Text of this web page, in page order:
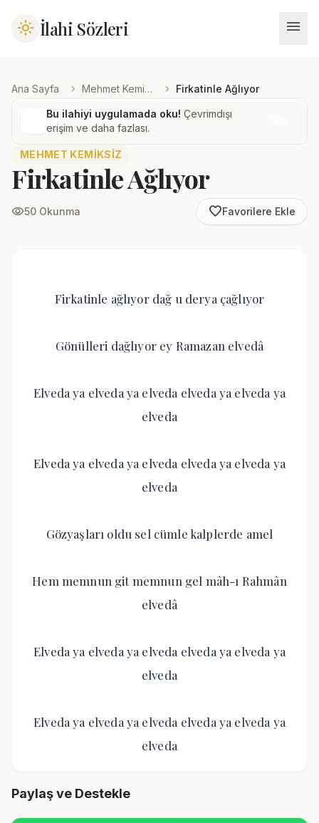
light_mode İlahi Sözleri menu
Ana Sayfa chevron_right Mehmet Kemiksiz chevron_right Firkatinle Ağlıyor
Bu ilahiyi uygulamada oku! Çevrimdışı
erişim ve daha fazlası.
MEHMET KEMIKSIZ
Firkatinle Ağlıyor
visibility50 Okunma favorite_borderFavorilere Ekle
Firkatinle ağlıyor dağ u derya çağlıyor
Gönülleri dağlıyor ey Ramazan elvedâ
Elveda ya elveda ya elveda elveda ya elveda ya
elveda
Elveda ya elveda ya elveda elveda ya elveda ya
elveda
Gözyaşları oldu sel cümle kalplerde amel
Hem memnun git memnun gel mâh-ı Rahmân
elvedâ
Elveda ya elveda ya elveda elveda ya elveda ya
elveda
Elveda ya elveda ya elveda elveda ya elveda ya
elveda
Paylaş ve Destekle